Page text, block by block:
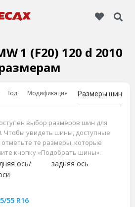
1 (F20) 120 d 2010
Год Модификация Размеры шин
выбор размеров шин для
Чтобы увидеть шины, доступные
отметьте те размеры, которые
кнопку «Подобрать шины».
ось/
задняя ось
55 R16